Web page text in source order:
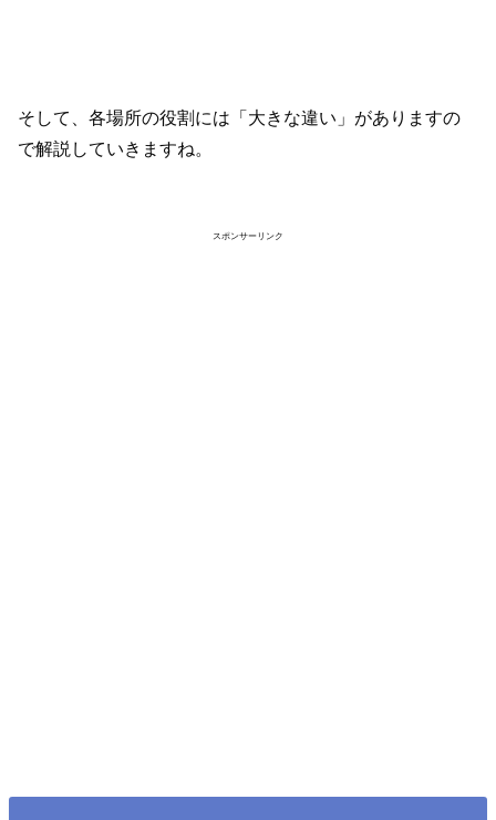
そして、各場所の役割には「大きな違い」がありますの
で解説していきますね。
スポンサーリンク